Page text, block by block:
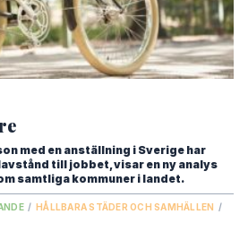
med en anställning i Sverige har
till jobbet, visar en ny analys
samtliga kommuner i landet.
/ HÅLLBARA STÄDER OCH SAMHÄLLEN /